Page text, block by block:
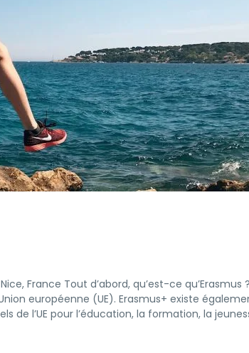
France Tout d’abord, qu’est-ce qu’Erasmus ?
européenne (UE). Erasmus+ existe
l’UE pour l’éducation, la formation, la